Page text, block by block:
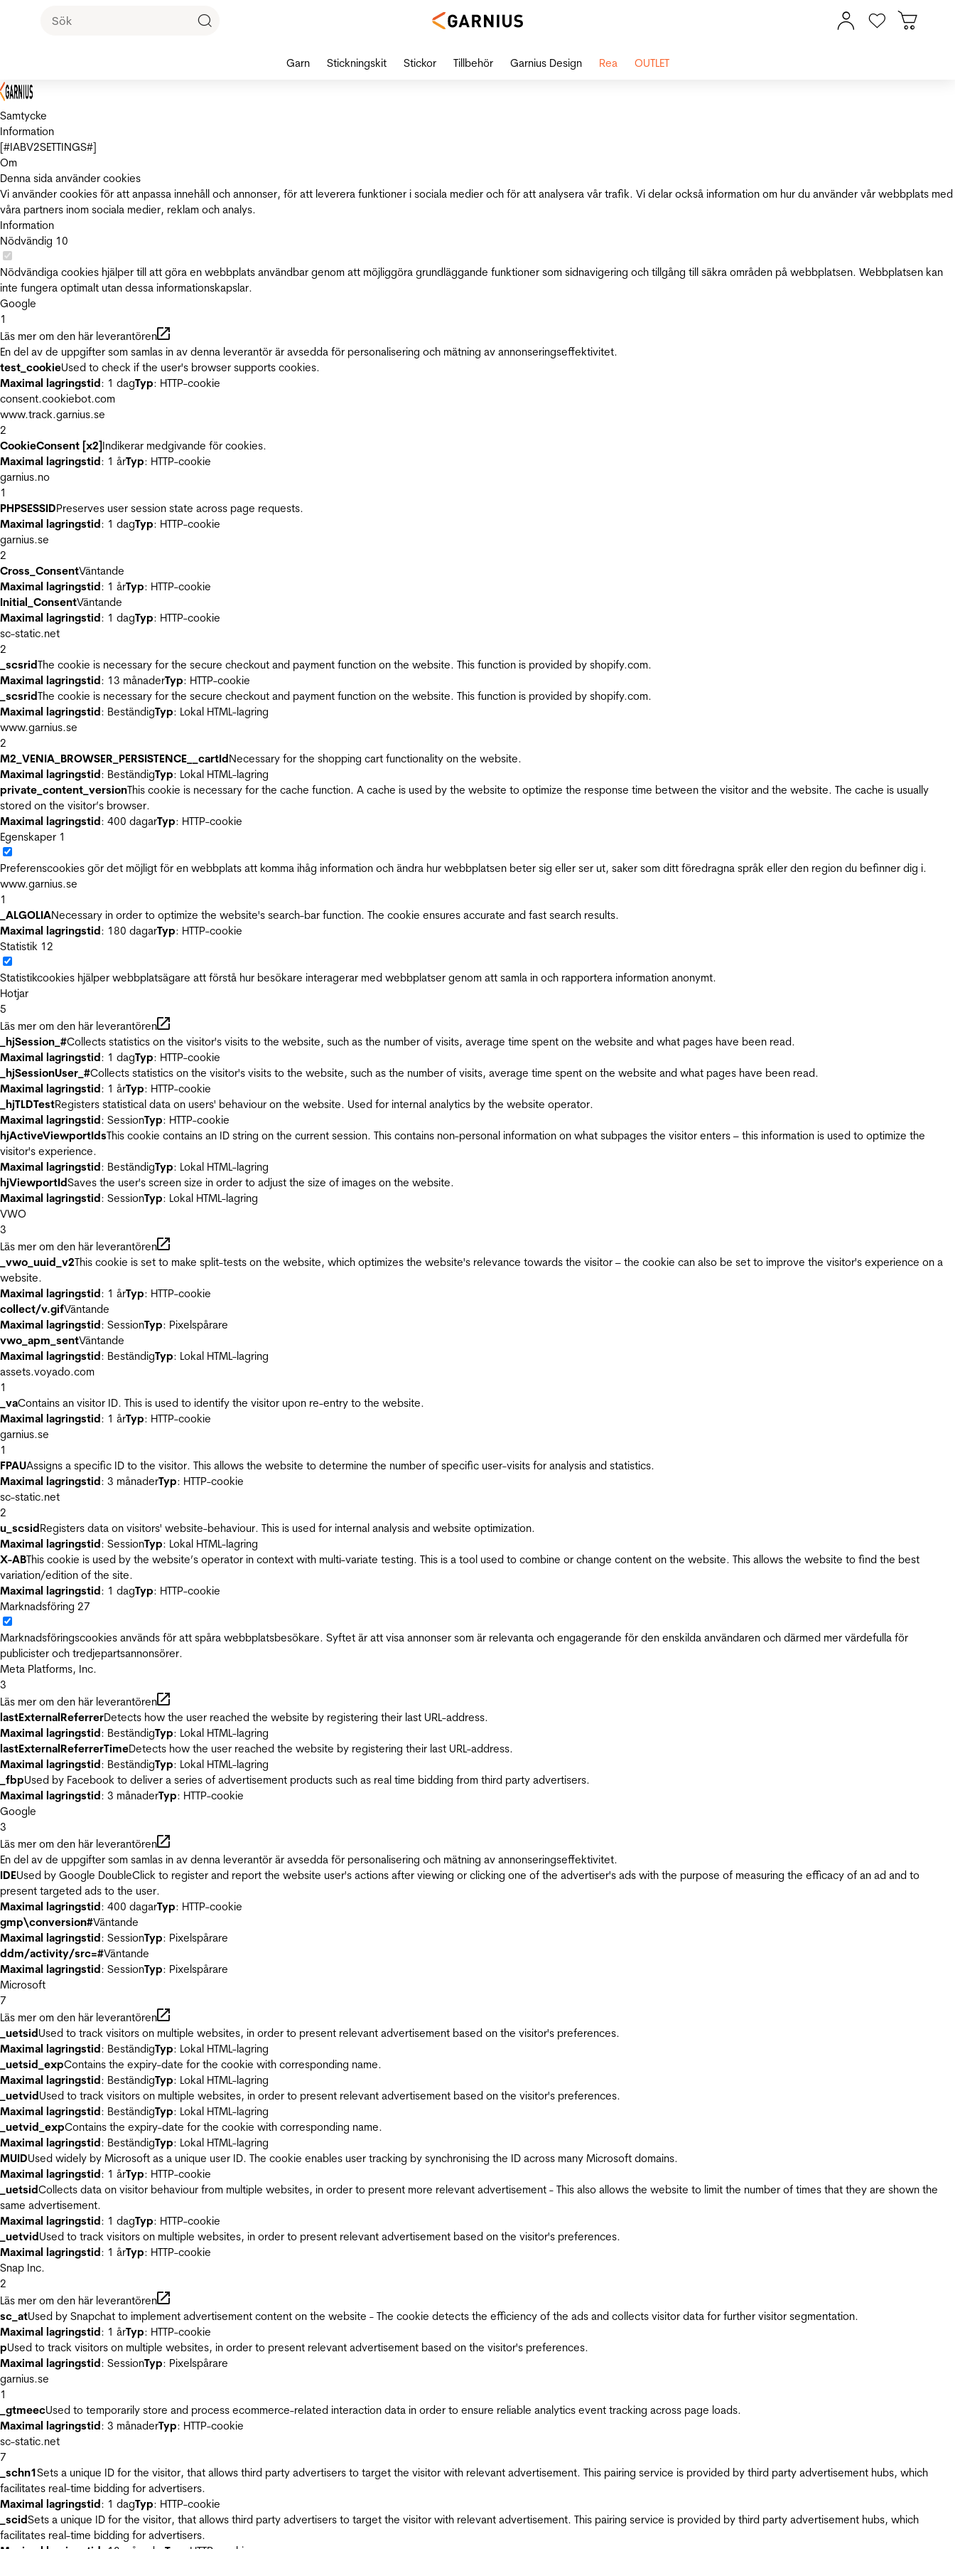
Samtycke
Information
[#IABV2SETTINGS#]
Om
Denna sida använder cookies
Vi använder cookies för att anpassa innehåll och annonser, för att leverera funktioner i sociala medier och för att analysera vår trafik. Vi delar också information om hur du använder vår webbplats med
våra partners inom sociala medier, reklam och analys.
Information
Nödvändig 10
Nödvändiga cookies hjälper till att göra en webbplats användbar genom att möjliggöra grundläggande funktioner som sidnavigering och tillgång till säkra områden på webbplatsen. Webbplatsen kan
inte fungera optimalt utan dessa informationskapslar.
Google
1
Läs mer om den här leverantören
En del av de uppgifter som samlas in av denna leverantör är avsedda för personalisering och mätning av annonseringseffektivitet.
test_cookieUsed to check if the user's browser supports cookies.
Maximal lagringstid: 1 dagTyp: HTTP-cookie
consent.cookiebot.com
www.track.garnius.se
2
CookieConsent [x2]Indikerar medgivande för cookies.
Maximal lagringstid: 1 årTyp: HTTP-cookie
garnius.no
1
PHPSESSIDPreserves user session state across page requests.
Maximal lagringstid: 1 dagTyp: HTTP-cookie
garnius.se
2
Cross_ConsentVäntande
Maximal lagringstid: 1 årTyp: HTTP-cookie
Initial_ConsentVäntande
Maximal lagringstid: 1 dagTyp: HTTP-cookie
sc-static.net
2
_scsridThe cookie is necessary for the secure checkout and payment function on the website. This function is provided by shopify.com.
Maximal lagringstid: 13 månaderTyp: HTTP-cookie
_scsridThe cookie is necessary for the secure checkout and payment function on the website. This function is provided by shopify.com.
Maximal lagringstid: BeständigTyp: Lokal HTML-lagring
www.garnius.se
2
M2_VENIA_BROWSER_PERSISTENCE__cartIdNecessary for the shopping cart functionality on the website.
Maximal lagringstid: BeständigTyp: Lokal HTML-lagring
private_content_versionThis cookie is necessary for the cache function. A cache is used by the website to optimize the response time between the visitor and the website. The cache is usually
stored on the visitor’s browser.
Maximal lagringstid: 400 dagarTyp: HTTP-cookie
Egenskaper 1
Preferenscookies gör det möjligt för en webbplats att komma ihåg information och ändra hur webbplatsen beter sig eller ser ut, saker som ditt föredragna språk eller den region du befinner dig i.
www.garnius.se
1
_ALGOLIANecessary in order to optimize the website's search-bar function. The cookie ensures accurate and fast search results.
Maximal lagringstid: 180 dagarTyp: HTTP-cookie
Statistik 12
Statistikcookies hjälper webbplatsägare att förstå hur besökare interagerar med webbplatser genom att samla in och rapportera information anonymt.
Hotjar
5
Läs mer om den här leverantören
_hjSession_#Collects statistics on the visitor's visits to the website, such as the number of visits, average time spent on the website and what pages have been read.
Maximal lagringstid: 1 dagTyp: HTTP-cookie
_hjSessionUser_#Collects statistics on the visitor's visits to the website, such as the number of visits, average time spent on the website and what pages have been read.
Maximal lagringstid: 1 årTyp: HTTP-cookie
_hjTLDTestRegisters statistical data on users' behaviour on the website. Used for internal analytics by the website operator.
Maximal lagringstid: SessionTyp: HTTP-cookie
hjActiveViewportIdsThis cookie contains an ID string on the current session. This contains non-personal information on what subpages the visitor enters – this information is used to optimize the
visitor's experience.
Maximal lagringstid: BeständigTyp: Lokal HTML-lagring
hjViewportIdSaves the user's screen size in order to adjust the size of images on the website.
Maximal lagringstid: SessionTyp: Lokal HTML-lagring
VWO
3
Läs mer om den här leverantören
_vwo_uuid_v2This cookie is set to make split-tests on the website, which optimizes the website's relevance towards the visitor – the cookie can also be set to improve the visitor's experience on a
website.
Maximal lagringstid: 1 årTyp: HTTP-cookie
collect/v.gifVäntande
Maximal lagringstid: SessionTyp: Pixelspårare
vwo_apm_sentVäntande
Maximal lagringstid: BeständigTyp: Lokal HTML-lagring
assets.voyado.com
1
_vaContains an visitor ID. This is used to identify the visitor upon re-entry to the website.
Maximal lagringstid: 1 årTyp: HTTP-cookie
garnius.se
1
FPAUAssigns a specific ID to the visitor. This allows the website to determine the number of specific user-visits for analysis and statistics.
Maximal lagringstid: 3 månaderTyp: HTTP-cookie
sc-static.net
2
u_scsidRegisters data on visitors' website-behaviour. This is used for internal analysis and website optimization.
Maximal lagringstid: SessionTyp: Lokal HTML-lagring
X-ABThis cookie is used by the website’s operator in context with multi-variate testing. This is a tool used to combine or change content on the website. This allows the website to find the best
variation/edition of the site.
Maximal lagringstid: 1 dagTyp: HTTP-cookie
Marknadsföring 27
Marknadsföringscookies används för att spåra webbplatsbesökare. Syftet är att visa annonser som är relevanta och engagerande för den enskilda användaren och därmed mer värdefulla för
publicister och tredjepartsannonsörer.
Meta Platforms, Inc.
3
Läs mer om den här leverantören
lastExternalReferrerDetects how the user reached the website by registering their last URL-address.
Maximal lagringstid: BeständigTyp: Lokal HTML-lagring
lastExternalReferrerTimeDetects how the user reached the website by registering their last URL-address.
Maximal lagringstid: BeständigTyp: Lokal HTML-lagring
_fbpUsed by Facebook to deliver a series of advertisement products such as real time bidding from third party advertisers.
Maximal lagringstid: 3 månaderTyp: HTTP-cookie
Google
3
Läs mer om den här leverantören
En del av de uppgifter som samlas in av denna leverantör är avsedda för personalisering och mätning av annonseringseffektivitet.
IDEUsed by Google DoubleClick to register and report the website user's actions after viewing or clicking one of the advertiser's ads with the purpose of measuring the efficacy of an ad and to
present targeted ads to the user.
Maximal lagringstid: 400 dagarTyp: HTTP-cookie
gmp\conversion#Väntande
Maximal lagringstid: SessionTyp: Pixelspårare
ddm/activity/src=#Väntande
Maximal lagringstid: SessionTyp: Pixelspårare
Microsoft
7
Läs mer om den här leverantören
_uetsidUsed to track visitors on multiple websites, in order to present relevant advertisement based on the visitor's preferences.
Maximal lagringstid: BeständigTyp: Lokal HTML-lagring
_uetsid_expContains the expiry-date for the cookie with corresponding name.
Maximal lagringstid: BeständigTyp: Lokal HTML-lagring
_uetvidUsed to track visitors on multiple websites, in order to present relevant advertisement based on the visitor's preferences.
Maximal lagringstid: BeständigTyp: Lokal HTML-lagring
_uetvid_expContains the expiry-date for the cookie with corresponding name.
Maximal lagringstid: BeständigTyp: Lokal HTML-lagring
MUIDUsed widely by Microsoft as a unique user ID. The cookie enables user tracking by synchronising the ID across many Microsoft domains.
Maximal lagringstid: 1 årTyp: HTTP-cookie
_uetsidCollects data on visitor behaviour from multiple websites, in order to present more relevant advertisement - This also allows the website to limit the number of times that they are shown the
same advertisement.
Maximal lagringstid: 1 dagTyp: HTTP-cookie
_uetvidUsed to track visitors on multiple websites, in order to present relevant advertisement based on the visitor's preferences.
Maximal lagringstid: 1 årTyp: HTTP-cookie
Snap Inc.
2
Läs mer om den här leverantören
sc_atUsed by Snapchat to implement advertisement content on the website - The cookie detects the efficiency of the ads and collects visitor data for further visitor segmentation.
Maximal lagringstid: 1 årTyp: HTTP-cookie
pUsed to track visitors on multiple websites, in order to present relevant advertisement based on the visitor's preferences.
Maximal lagringstid: SessionTyp: Pixelspårare
garnius.se
1
_gtmeecUsed to temporarily store and process ecommerce-related interaction data in order to ensure reliable analytics event tracking across page loads.
Maximal lagringstid: 3 månaderTyp: HTTP-cookie
sc-static.net
7
_schn1Sets a unique ID for the visitor, that allows third party advertisers to target the visitor with relevant advertisement. This pairing service is provided by third party advertisement hubs, which
facilitates real-time bidding for advertisers.
Maximal lagringstid: 1 dagTyp: HTTP-cookie
_scidSets a unique ID for the visitor, that allows third party advertisers to target the visitor with relevant advertisement. This pairing service is provided by third party advertisement hubs, which
facilitates real-time bidding for advertisers.
Garn Stickningskit Stickor Tillbehör Garnius Design Rea OUTLET